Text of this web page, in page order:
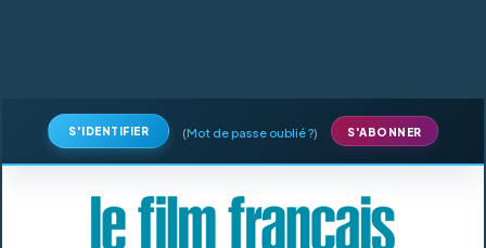
S'IDENTIFIER (Mot de passe oublié ?) S'ABONNER